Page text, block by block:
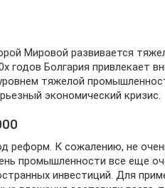
Мировой развивается
годов Болгария привлекает
тяжелой
экономический кризис.
реформ. К сожалению, не
промышленности все еще
инвестиций. Для